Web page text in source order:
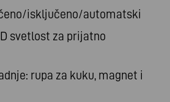
isključeno/automatski
svetlost za prijatno
rupa za kuku, magnet i